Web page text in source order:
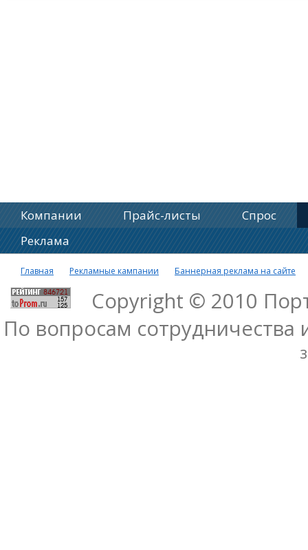
Компании Прайс-листы
Спрос
Реклама
Главная Рекламные кампании Баннерная реклама на сайте
Copyright © 2010
По вопросам